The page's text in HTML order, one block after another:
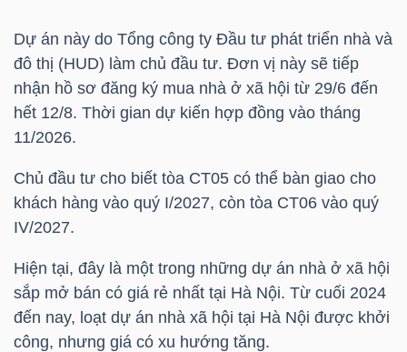
Dự án này do Tổng công ty Đầu tư phát triển nhà và
đô thị (HUD) làm chủ đầu tư. Đơn vị này sẽ tiếp
nhận hồ sơ đăng ký mua nhà ở xã hội từ 29/6 đến
hết 12/8. Thời gian dự kiến hợp đồng vào tháng
11/2026.
Chủ đầu tư cho biết tòa CT05 có thể bàn giao cho
khách hàng vào quý I/2027, còn tòa CT06 vào quý
IV/2027.
Hiện tại, đây là một trong những dự án nhà ở xã hội
sắp mở bán có giá rẻ nhất tại Hà Nội. Từ cuối 2024
đến nay, loạt dự án nhà xã hội tại Hà Nội được khởi
công, nhưng giá có xu hướng tăng.
CÁ
NHÂN
PHÂN
VIETSTOCKFINANCE
VĨ
MÔ